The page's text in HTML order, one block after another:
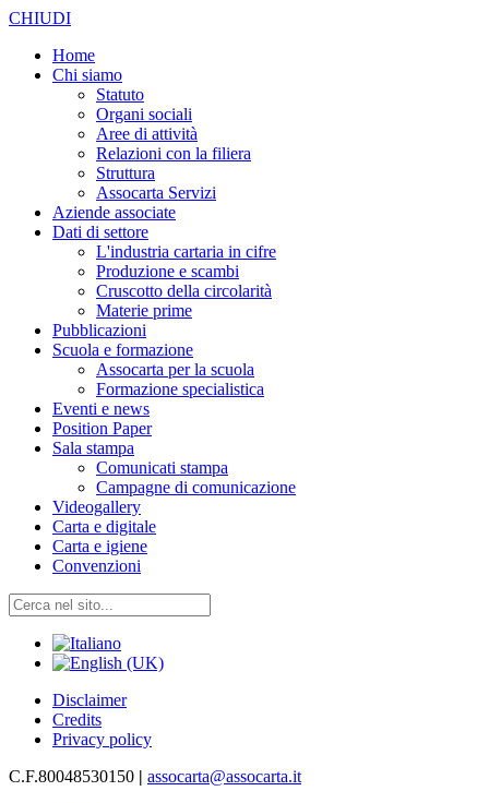
CHIUDI
Home
Chi siamo
Statuto
Organi sociali
Aree di attività
Relazioni con la filiera
Struttura
Assocarta Servizi
Aziende associate
Dati di settore
L'industria cartaria in cifre
Produzione e scambi
Cruscotto della circolarità
Materie prime
Pubblicazioni
Scuola e formazione
Assocarta per la scuola
Formazione specialistica
Eventi e news
Position Paper
Sala stampa
Comunicati stampa
Campagne di comunicazione
Videogallery
Carta e digitale
Carta e igiene
Convenzioni
Disclaimer
Credits
Privacy policy
C.F.80048530150 | assocarta@assocarta.it